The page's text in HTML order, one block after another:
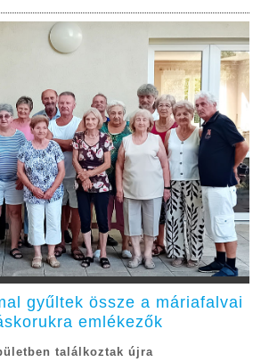
gyűltek össze a máriafalvai
emlékezők
találkoztak újra